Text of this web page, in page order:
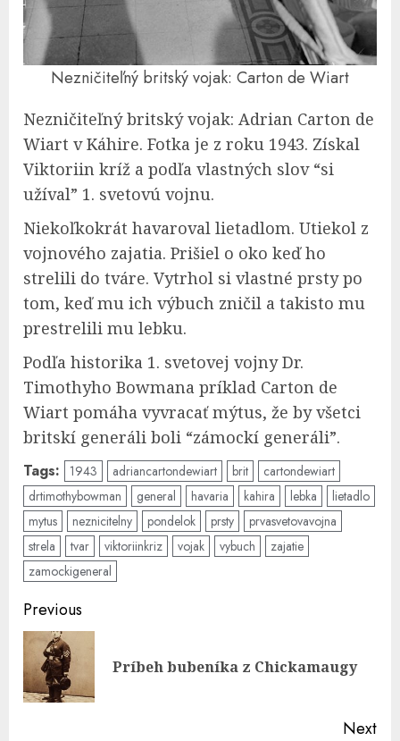
Nezničiteľný britský vojak: Carton de Wiart
Nezničiteľný britský vojak: Adrian Carton de
Wiart v Káhire. Fotka je z roku 1943. Získal
Viktoriin kríž a podľa vlastných slov “si
užíval” 1. svetovú vojnu.
Niekoľkokrát havaroval lietadlom. Utiekol z
vojnového zajatia. Prišiel o oko keď ho
strelili do tváre. Vytrhol si vlastné prsty po
tom, keď mu ich výbuch zničil a takisto mu
prestrelili mu lebku.
Podľa historika 1. svetovej vojny Dr.
Timothyho Bowmana príklad Carton de
Wiart pomáha vyvracať mýtus, že by všetci
britskí generáli boli “zámockí generáli”.
Tags: 1943 adriancartondewiart brit
cartondewiart
drtimothybowman
general havaria kahira lebka
lietadlo
mytus
neznicitelny pondelok prsty
prvasvetovavojna
strela
tvar viktoriinkriz vojak vybuch
zajatie
zamockigeneral
Post
navigation
Previous
Príbeh bubeníka z Chickamaugy
Next